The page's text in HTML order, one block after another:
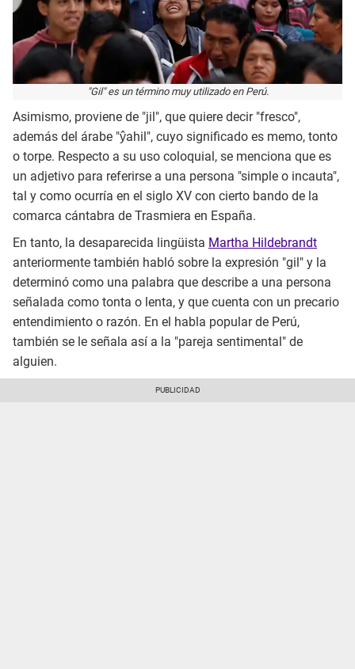
"Gil" es un término muy utilizado en Perú.
Asimismo, proviene de "jil", que quiere decir "fresco",
además del árabe "ŷahil", cuyo significado es memo, tonto
o torpe. Respecto a su uso coloquial, se menciona que es
un adjetivo para referirse a una persona "simple o incauta",
tal y como ocurría en el siglo XV con cierto bando de la
comarca cántabra de Trasmiera en España.
En tanto, la desaparecida lingüista Martha Hildebrandt
anteriormente también habló sobre la expresión "gil" y la
determinó como una palabra que describe a una persona
señalada como tonta o lenta, y que cuenta con un precario
entendimiento o razón. En el habla popular de Perú,
también se le señala así a la "pareja sentimental" de
alguien.